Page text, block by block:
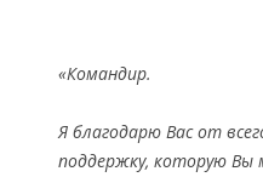
«Командир.
Я благодарю Вас от
поддержку, которую Вы